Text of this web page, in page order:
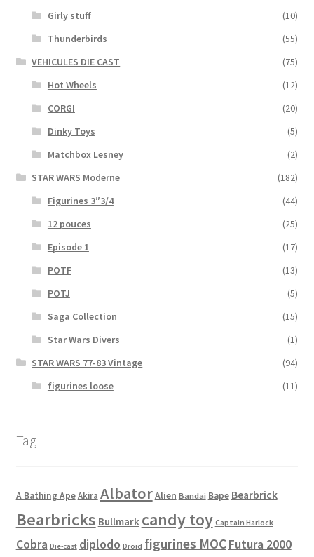
Girly stuff
(10)
Thunderbirds
(55)
VEHICULES DIE CAST
(75)
Hot Wheels
(12)
CORGI
(20)
Dinky Toys
(5)
Matchbox Lesney
(2)
STAR WARS Moderne
(182)
Figurines 3″3/4
(44)
12 pouces
(25)
Episode 1
(17)
POTF
(13)
POTJ
(5)
Saga Collection
(15)
Star Wars Divers
(1)
STAR WARS 77-83 Vintage
(94)
figurines loose
(11)
Tag
A Bathing Ape Akira AlbatorAlien Bandai Bape Bearbrick
Bearbricks Bullmark candy toy Captain Harlock
Cobra Die-cast diplodo Droid figurines MOCFutura 2000